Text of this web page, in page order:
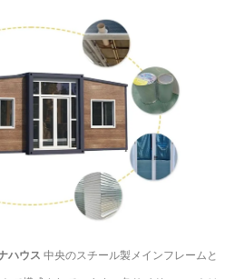
ハウス 中央のスチール製メインフレームと